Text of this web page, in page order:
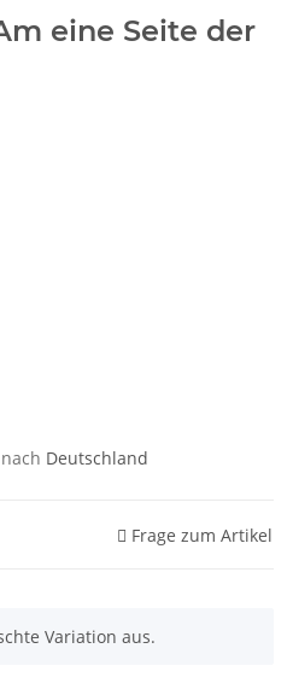
eine Seite der
Deutschland
Frage zum Artikel
Variation aus.